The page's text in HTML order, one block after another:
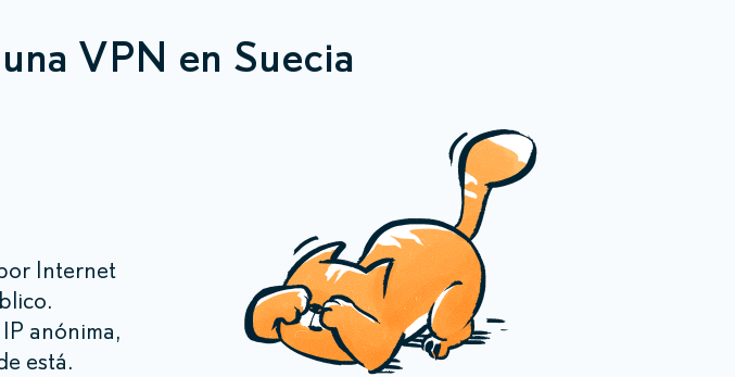
VPN en Suecia
Internet
anónima,
está.